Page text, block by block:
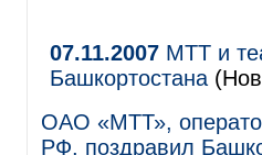
07.11.2007 МТТ и
Башкортостана
ОАО «МТТ»,
РФ, поздравил